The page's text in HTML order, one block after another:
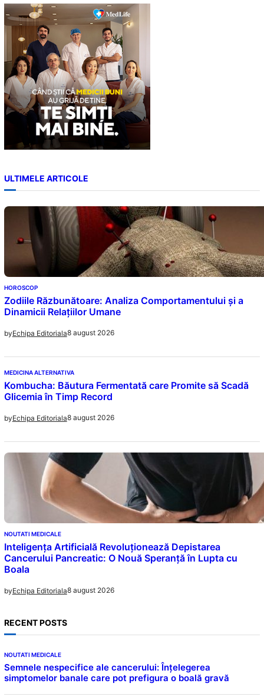
c
h
ULTIMELE ARTICOLE
HOROSCOP
Zodiile Răzbunătoare: Analiza Comportamentului și a
Dinamicii Relațiilor Umane
byEchipa Editoriala8 august 2026
MEDICINA ALTERNATIVA
Kombucha: Băutura Fermentată care Promite să Scadă
Glicemia în Timp Record
byEchipa Editoriala8 august 2026
NOUTATI MEDICALE
Inteligența Artificială Revoluționează Depistarea
Cancerului Pancreatic: O Nouă Speranță în Lupta cu
Boala
byEchipa Editoriala8 august 2026
RECENT POSTS
NOUTATI MEDICALE
Semnele nespecifice ale cancerului: Înțelegerea
simptomelor banale care pot prefigura o boală gravă